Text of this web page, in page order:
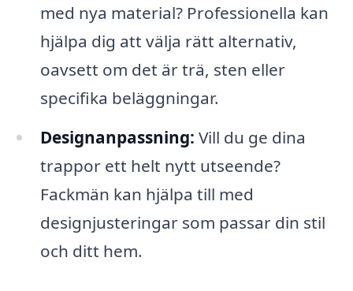
med nya material? Professionella kan
hjälpa dig att välja rätt alternativ,
oavsett om det är trä, sten eller
specifika beläggningar.
Designanpassning: Vill du ge dina
trappor ett helt nytt utseende?
Fackmän kan hjälpa till med
designjusteringar som passar din stil
och ditt hem.